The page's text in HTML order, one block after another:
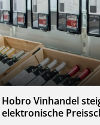
Hobro Vinhandel
elektronische